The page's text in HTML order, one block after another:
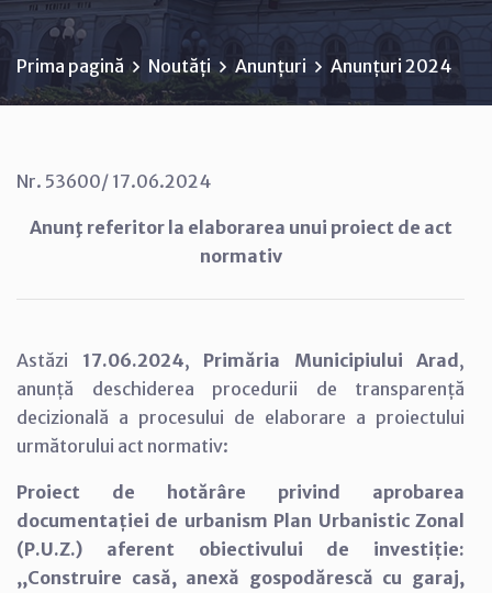
Prima pagină Noutăți Anunțuri Anunțuri 2024
Nr. 53600/ 17.06.2024
Anunţ referitor la elaborarea unui proiect de act
normativ
Astăzi 17.06.2024, Primăria Municipiului Arad,
anunță deschiderea procedurii de transparență
decizională a procesului de elaborare a proiectului
următorului act normativ:
Proiect de hotărâre privind aprobarea
documentației de urbanism Plan Urbanistic Zonal
(P.U.Z.) aferent obiectivului de investiție:
,,Construire casă, anexă gospodărescă cu garaj,